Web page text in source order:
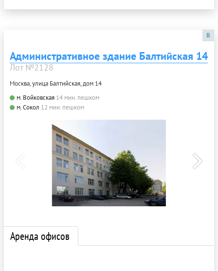
B
Административное здание Балтийская 14
Лот №2128
Москва, улица Балтийская, дом 14
м. Войковская 14 мин. пешком
м. Сокол 12 мин. пешком
Аренда офисов